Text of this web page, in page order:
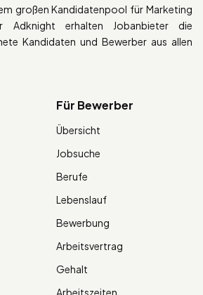
großen Kandidatenpool für Marketing
Adknight erhalten Jobanbieter die
Kandidaten und Bewerber aus allen
Für Bewerber
Übersicht
Jobsuche
Berufe
Lebenslauf
Bewerbung
Arbeitsvertrag
Gehalt
Arbeitszeiten